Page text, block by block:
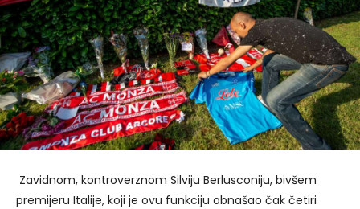
Zavidnom, kontroverznom Silviju Berlusconiju, bivšem
premijeru Italije, koji je ovu funkciju obnašao čak četiri